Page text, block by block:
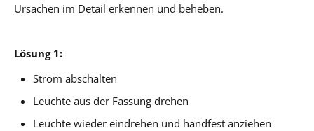
Ursachen im Detail erkennen und beheben.
Lösung 1:
Strom abschalten
Leuchte aus der Fassung drehen
Leuchte wieder eindrehen und handfest anziehen